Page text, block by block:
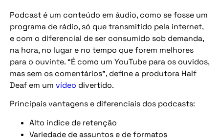
Podcast é um conteúdo em áudio, como se fosse um
programa de rádio, só que transmitido pela internet,
e com o diferencial de ser consumido sob demanda,
na hora, no lugar e no tempo que forem melhores
para o ouvinte. “É como um YouTube para os ouvidos,
mas sem os comentários”, define a produtora Half
Deaf em um vídeo divertido.
Principais vantagens e diferenciais dos podcasts:
Alto índice de retenção
Variedade de assuntos e de formatos